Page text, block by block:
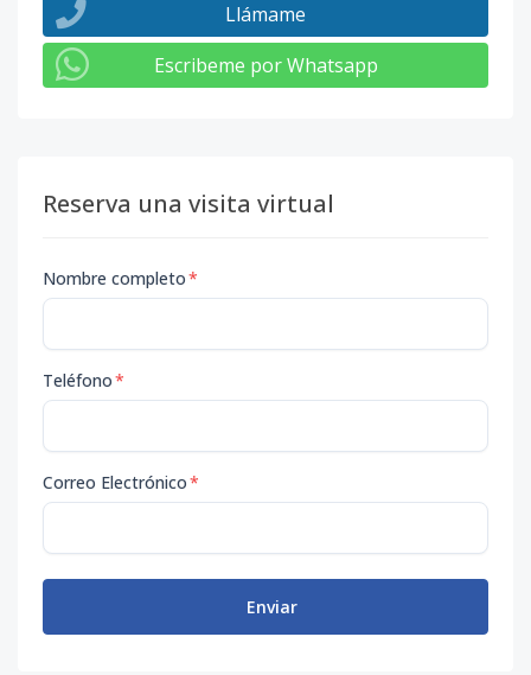
Llámame
Escribeme por Whatsapp
Reserva una visita virtual
Nombre completo*
Teléfono*
Correo Electrónico*
Enviar